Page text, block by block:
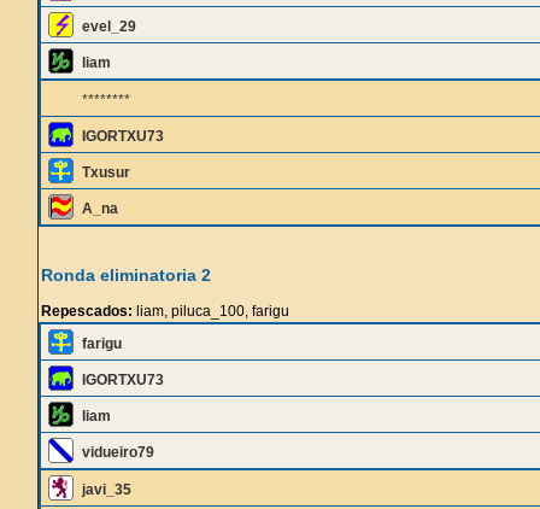
evel_29
liam
********
IGORTXU73
Txusur
A_na
Ronda eliminatoria 2
Repescados: liam, piluca_100, farigu
farigu
IGORTXU73
liam
vidueiro79
javi_35